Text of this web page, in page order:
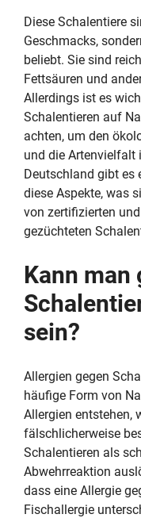
Diese Schalentiere
Geschmacks,
beliebt. Sie sind
Fettsäuren und
Allerdings ist es
Schalentieren auf
achten, um den
und die Artenvielfalt
Deutschland gibt es
diese Aspekte, was
von zertifizierten
gezüchteten
Kann man
sein?
Allergien gegen
häufige Form von
Allergien entstehen,
fälschlicherweise
Schalentieren als
Abwehrreaktion
dass eine Allergie
Fischallergie